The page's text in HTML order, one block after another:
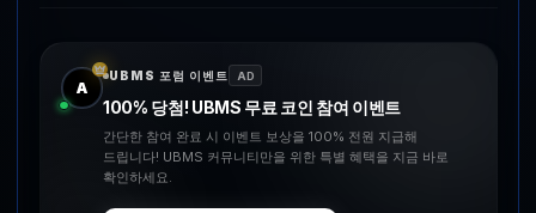
A
UBMS 포럼 이벤트 AD
100% 당첨! UBMS 무료 코인 참여 이벤트
간단한 참여 완료 시 이벤트 보상을 100% 전원 지급해
드립니다! UBMS 커뮤니티만을 위한 특별 혜택을 지금 바로
확인하세요.